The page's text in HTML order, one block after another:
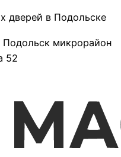
дверей в Подольске
Подольск микрорайон
52